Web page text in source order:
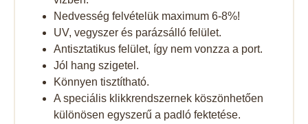
Nedvesség felvételük maximum 6-8%!
UV, vegyszer és parázsálló felület.
Antisztatikus felület, így nem vonzza a port.
Jól hang szigetel.
Könnyen tisztítható.
A speciális klikkrendszernek köszönhetően
különösen egyszerű a padló fektetése.